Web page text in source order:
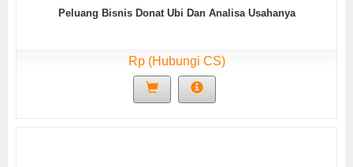
Peluang Bisnis Donat Ubi Dan Analisa Usahanya
Rp (Hubungi CS)